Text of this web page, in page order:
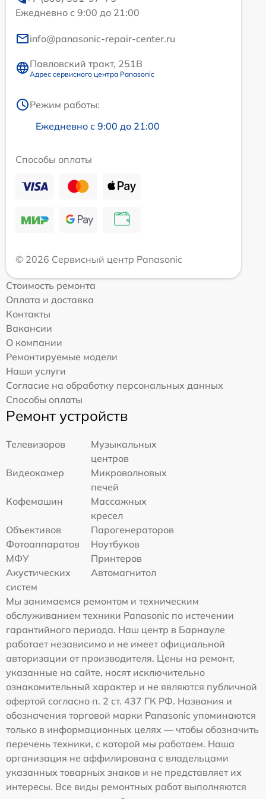
Ежедневно с 9:00 до 21:00
info@panasonic-repair-center.ru
Павловский тракт, 251В
Адрес сервисного центра Panasonic
Режим работы:
Ежедневно с 9:00 до 21:00
Способы оплаты
© 2026 Сервисный центр Panasonic
Стоимость ремонта
Оплата и доставка
Контакты
Вакансии
О компании
Ремонтируемые модели
Наши услуги
Согласие на обработку персональных данных
Способы оплаты
Ремонт устройств
Телевизоров
Музыкальных
центров
Видеокамер
Микроволновых
печей
Кофемашин
Массажных
кресел
Объективов
Парогенераторов
Фотоаппаратов
Ноутбуков
МФУ
Принтеров
Акустических
систем
Автомагнитол
Мы занимаемся ремонтом и техническим
обслуживанием техники Panasonic по истечении
гарантийного периода. Наш центр в Барнауле
работает независимо и не имеет официальной
авторизации от производителя. Цены на ремонт,
указанные на сайте, носят исключительно
ознакомительный характер и не являются публичной
офертой согласно п. 2 ст. 437 ГК РФ. Названия и
обозначения торговой марки Panasonic упоминаются
только в информационных целях — чтобы обозначить
перечень техники, с которой мы работаем. Наша
организация не аффилирована с владельцами
указанных товарных знаков и не представляет их
интересы. Все виды ремонтных работ выполняются